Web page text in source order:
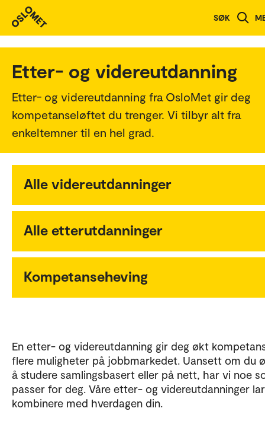
SØK
Etter- og videreutdanning
Etter- og videreutdanning fra OsloMet gir deg
kompetanseløftet du trenger. Vi tilbyr alt fra
enkeltemner til en hel grad.
Alle videreutdanninger
Alle etterutdanninger
Kompetanseheving
En etter- og videreutdanning gir deg økt
flere muligheter på jobbmarkedet. Uansett om du
å studere samlingsbasert eller på nett, har vi noe
passer for deg. Våre etter- og videreutdanninger
kombinere med hverdagen din.